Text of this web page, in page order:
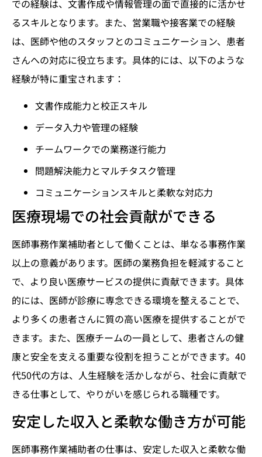
での経験は、文書作成や情報管理の面で直接的に活かせ
るスキルとなります。また、営業職や接客業での経験
は、医師や他のスタッフとのコミュニケーション、患者
さんへの対応に役立ちます。具体的には、以下のような
経験が特に重宝されます：
文書作成能力と校正スキル
データ入力や管理の経験
チームワークでの業務遂行能力
問題解決能力とマルチタスク管理
コミュニケーションスキルと柔軟な対応力
医療現場での社会貢献ができる
医師事務作業補助者として働くことは、単なる事務作業
以上の意義があります。医師の業務負担を軽減すること
で、より良い医療サービスの提供に貢献できます。具体
的には、医師が診療に専念できる環境を整えることで、
より多くの患者さんに質の高い医療を提供することがで
きます。また、医療チームの一員として、患者さんの健
康と安全を支える重要な役割を担うことができます。40
代50代の方は、人生経験を活かしながら、社会に貢献で
きる仕事として、やりがいを感じられる職種です。
安定した収入と柔軟な働き方が可能
医師事務作業補助者の仕事は、安定した収入と柔軟な働